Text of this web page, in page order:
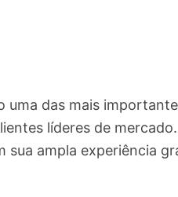
uma das mais
líderes de
ampla experiência